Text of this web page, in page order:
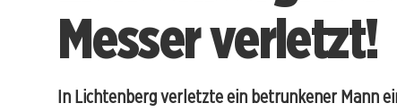
Messer verletzt!
In Lichtenberg verletzte ein betrunkener Mann